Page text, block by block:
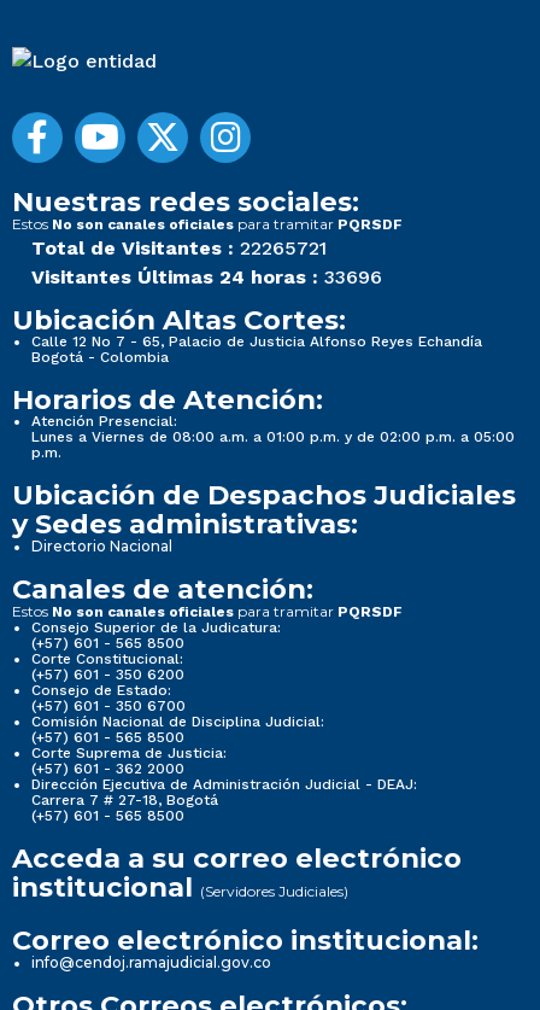
Nuestras redes sociales:
Estos No son canales oficiales para tramitar PQRSDF
Total de Visitantes : 22265721
Visitantes Últimas 24 horas : 33696
Ubicación Altas Cortes:
Calle 12 No 7 - 65, Palacio de Justicia Alfonso Reyes Echandía
Bogotá - Colombia
Horarios de Atención:
Atención Presencial:
Lunes a Viernes de 08:00 a.m. a 01:00 p.m. y de 02:00 p.m. a 05:00
p.m.
Ubicación de Despachos Judiciales
y Sedes administrativas:
Directorio Nacional
Canales de atención:
Estos No son canales oficiales para tramitar PQRSDF
Consejo Superior de la Judicatura:
(+57) 601 - 565 8500
Corte Constitucional:
(+57) 601 - 350 6200
Consejo de Estado:
(+57) 601 - 350 6700
Comisión Nacional de Disciplina Judicial:
(+57) 601 - 565 8500
Corte Suprema de Justicia:
(+57) 601 - 362 2000
Dirección Ejecutiva de Administración Judicial - DEAJ:
Carrera 7 # 27-18, Bogotá
(+57) 601 - 565 8500
Acceda a su correo electrónico
institucional (Servidores Judiciales)
Correo electrónico institucional:
info@cendoj.ramajudicial.gov.co